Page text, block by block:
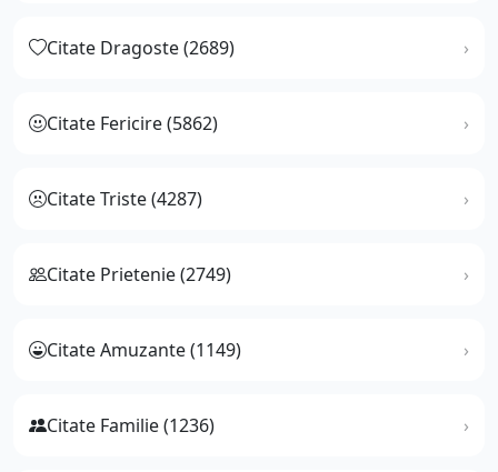
Citate Dragoste (2689)
Citate Fericire (5862)
Citate Triste (4287)
Citate Prietenie (2749)
Citate Amuzante (1149)
Citate Familie (1236)